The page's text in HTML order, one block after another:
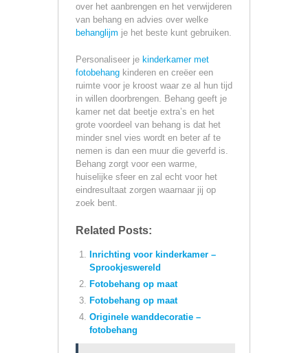
over het aanbrengen en het verwijderen
van behang en advies over welke
behanglijm je het beste kunt gebruiken.
Personaliseer je kinderkamer met
fotobehang kinderen en creëer een
ruimte voor je kroost waar ze al hun tijd
in willen doorbrengen. Behang geeft je
kamer net dat beetje extra’s en het
grote voordeel van behang is dat het
minder snel vies wordt en beter af te
nemen is dan een muur die geverfd is.
Behang zorgt voor een warme,
huiselijke sfeer en zal echt voor het
eindresultaat zorgen waarnaar jij op
zoek bent.
Related Posts:
Inrichting voor kinderkamer –
Sprookjeswereld
Fotobehang op maat
Fotobehang op maat
Originele wanddecoratie –
fotobehang